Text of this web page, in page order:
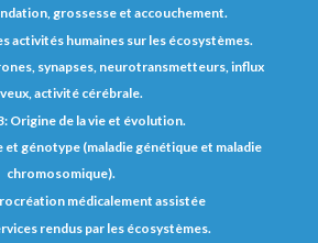
grossesse et accouchement.
activités humaines sur les écosystèmes.
synapses, neurotransmetteurs, influx
activité cérébrale.
Origine de la vie et évolution.
génotype (maladie génétique et maladie
chromosomique).
médicalement assistée
rendus par les écosystèmes.